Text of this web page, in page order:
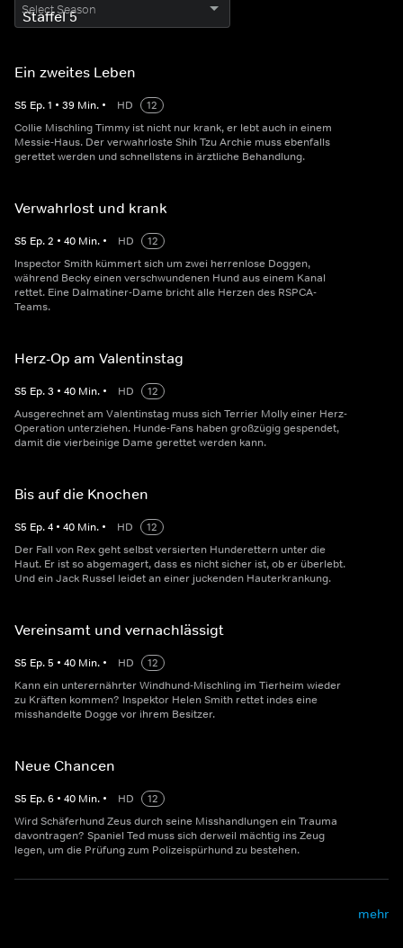
Select Season
Ein zweites Leben
S5 Ep.1 • 39 Min. • HD
12
Collie Mischling Timmy ist nicht nur krank, er lebt auch in einem
Messie-Haus. Der verwahrloste Shih Tzu Archie muss ebenfalls
gerettet werden und schnellstens in ärztliche Behandlung.
Verwahrlost und krank
S5 Ep.2 • 40 Min. • HD
12
Inspector Smith kümmert sich um zwei herrenlose Doggen,
während Becky einen verschwundenen Hund aus einem Kanal
rettet. Eine Dalmatiner-Dame bricht alle Herzen des RSPCA-
Teams.
Herz-Op am Valentinstag
S5 Ep.3 • 40 Min. • HD
12
Ausgerechnet am Valentinstag muss sich Terrier Molly einer Herz-
Operation unterziehen. Hunde-Fans haben großzügig gespendet,
damit die vierbeinige Dame gerettet werden kann.
Bis auf die Knochen
S5 Ep.4 • 40 Min. • HD
12
Der Fall von Rex geht selbst versierten Hunderettern unter die
Haut. Er ist so abgemagert, dass es nicht sicher ist, ob er überlebt.
Und ein Jack Russel leidet an einer juckenden Hauterkrankung.
Vereinsamt und vernachlässigt
S5 Ep.5 • 40 Min. • HD
12
Kann ein unterernährter Windhund-Mischling im Tierheim wieder
zu Kräften kommen? Inspektor Helen Smith rettet indes eine
misshandelte Dogge vor ihrem Besitzer.
Neue Chancen
S5 Ep.6 • 40 Min. • HD
12
Wird Schäferhund Zeus durch seine Misshandlungen ein Trauma
davontragen? Spaniel Ted muss sich derweil mächtig ins Zeug
legen, um die Prüfung zum Polizeispürhund zu bestehen.
mehr